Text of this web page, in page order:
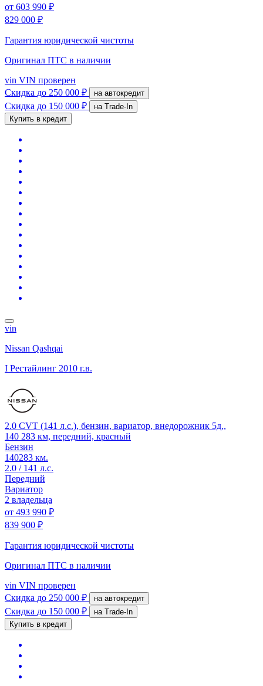
от 603 990 ₽
829 000 ₽
Гарантия юридической чистоты
Оригинал ПТС в наличии
vin VIN проверен
Скидка до 250 000 ₽ на автокредит
Скидка до 150 000 ₽
на Trade-In
Купить в кредит
vin
Nissan Qashqai
I Рестайлинг 2010 г.в.
2.0 CVT (141 л.с.), бензин, вариатор, внедорожник 5д.,
140 283 км, передний, красный
Бензин
140283 км.
2.0 / 141 л.с.
Передний
Вариатор
2 владельца
от 493 990 ₽
839 900 ₽
Гарантия юридической чистоты
Оригинал ПТС в наличии
vin VIN проверен
Скидка до 250 000 ₽ на автокредит
Скидка до 150 000 ₽
на Trade-In
Купить в кредит